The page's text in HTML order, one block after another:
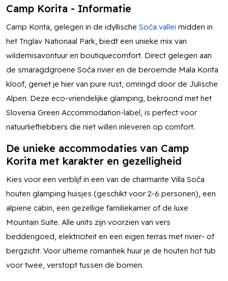
Camp Korita - Informatie
Camp Korita, gelegen in de idyllische Soča vallei midden in
het Triglav Nationaal Park, biedt een unieke mix van
wildernisavontuur en boutiquecomfort. Direct gelegen aan
de smaragdgroene Soča rivier en de beroemde Mala Korita
kloof, geniet je hier van pure rust, omringd door de Julische
Alpen. Deze eco-vriendelijke glamping, bekroond met het
Slovenia Green Accommodation-label, is perfect voor
natuurliefhebbers die niet willen inleveren op comfort.
De unieke accommodaties van Camp
Korita met karakter en gezelligheid
Kies voor een verblijf in een van de charmante Villa Soča
houten glamping huisjes (geschikt voor 2-6 personen), een
alpiene cabin, een gezellige familiekamer of de luxe
Mountain Suite. Alle units zijn voorzien van vers
beddengoed, elektriciteit en een eigen terras met rivier- of
bergzicht. Voor ultieme romantiek huur je de houten hot tub
voor twee, verstopt tussen de bomen.